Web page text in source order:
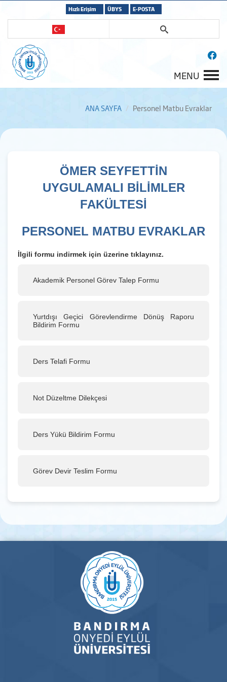
Hızlı Erişim ÜBYS E-POSTA
MENU
ANA SAYFA Personel Matbu Evraklar
ÖMER SEYFETTİN
UYGULAMALI BİLİMLER
FAKÜLTESİ
PERSONEL MATBU EVRAKLAR
İlgili formu indirmek için üzerine tıklayınız.
Akademik Personel Görev Talep Formu
Yurtdışı Geçici Görevlendirme Dönüş Raporu
Bildirim Formu
Ders Telafi Formu
Not Düzeltme Dilekçesi
Ders Yükü Bildirim Formu
Görev Devir Teslim Formu